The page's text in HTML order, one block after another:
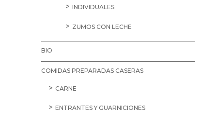
INDIVIDUALES
ZUMOS CON LECHE
BIO
COMIDAS PREPARADAS CASERAS
CARNE
ENTRANTES Y GUARNICIONES